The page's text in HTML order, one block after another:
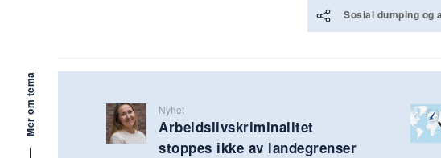
Sosial dumping
Nyhet
Arbeidslivskriminalitet
stoppes ikke av landegrenser
Mer om tema